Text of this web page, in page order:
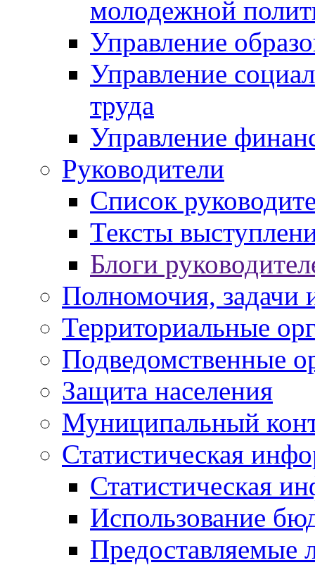
молодежной
Управление
Управление
труда
Управление
Руководители
Список
Тексты
Блоги
Полномочия, задачи
Территориальные
Подведомственные
Защита населения
Муниципальный
Статистическая
Статистическая
Использование
Предоставляемые